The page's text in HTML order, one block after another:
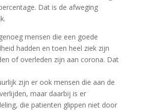
Dat is de afweging
mensen die een goede
hadden en toen heel ziek zijn
of overleden zijn aan corona. Dat
zijn er ook mensen die aan de
maar daarbij is er
die patienten glippen niet door